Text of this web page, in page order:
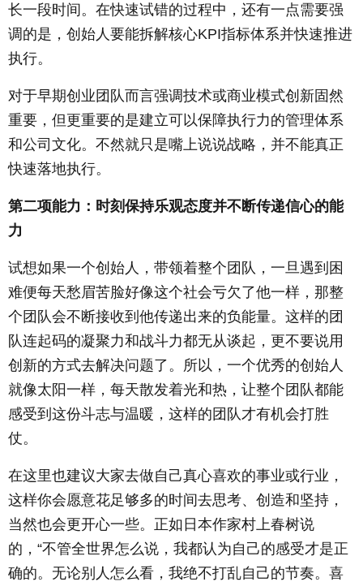
长一段时间。在快速试错的过程中，还有一点需要强
调的是，创始人要能拆解核心KPI指标体系并快速推进
执行。
对于早期创业团队而言强调技术或商业模式创新固然
重要，但更重要的是建立可以保障执行力的管理体系
和公司文化。不然就只是嘴上说说战略，并不能真正
快速落地执行。
第二项能力：时刻保持乐观态度并不断传递信心的能
力
试想如果一个创始人，带领着整个团队，一旦遇到困
难便每天愁眉苦脸好像这个社会亏欠了他一样，那整
个团队会不断接收到他传递出来的负能量。这样的团
队连起码的凝聚力和战斗力都无从谈起，更不要说用
创新的方式去解决问题了。所以，一个优秀的创始人
就像太阳一样，每天散发着光和热，让整个团队都能
感受到这份斗志与温暖，这样的团队才有机会打胜
仗。
在这里也建议大家去做自己真心喜欢的事业或行业，
这样你会愿意花足够多的时间去思考、创造和坚持，
当然也会更开心一些。正如日本作家村上春树说
的，“不管全世界怎么说，我都认为自己的感受才是正
确的。无论别人怎么看，我绝不打乱自己的节奏。喜